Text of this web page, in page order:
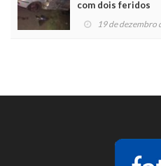
com dois feridos
19 de dezembro